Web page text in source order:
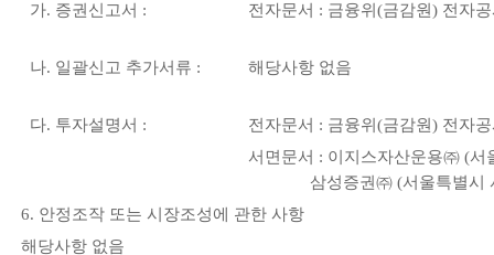
가. 증권신고서 : 전자문서 : 금융위(금감원) 전자
나. 일괄신고 추가서류 : 해당사항 없음
다. 투자설명서 :
전자문서 : 금융위(금감원) 전자
서면문서 : 이지스자산운용㈜ (
삼성증권㈜ (서울특별시 서
6. 안정조작 또는 시장조성에 관한 사항
해당사항 없음